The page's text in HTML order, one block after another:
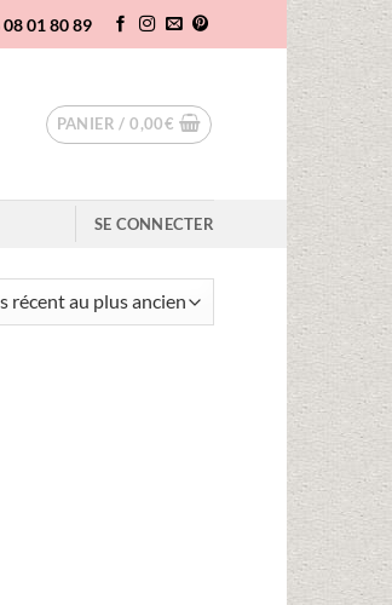
08 01 80 89
PANIER /0,00€
SE CONNECTER